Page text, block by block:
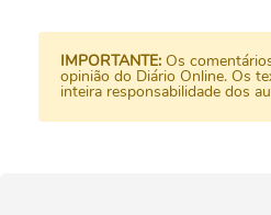
IMPORTANTE: Os
opinião do Diário Online. Os
inteira responsabilidade dos